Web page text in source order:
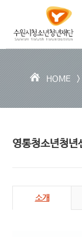
시
청
소
년
청
년
재
단
HOME
영통청소년청년
소개